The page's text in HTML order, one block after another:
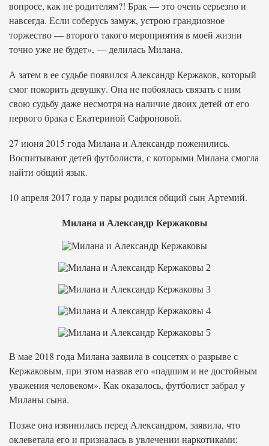
вопросе, как не родителям?! Брак — это очень серьезно и
навсегда. Если соберусь замуж, устрою грандиозное
торжество — второго такого мероприятия в моей жизни
точно уже не будет», — делилась Милана.
А затем в ее судьбе появился Александр Кержаков, который
смог покорить девушку. Она не побоялась связать с ним
свою судьбу даже несмотря на наличие двоих детей от его
первого брака с Екатериной Сафроновой.
27 июня 2015 года Милана и Александр поженились.
Воспитывают детей футболиста, с которыми Милана смогла
найти общий язык.
10 апреля 2017 года у пары родился общий сын Артемий.
Милана и Александр Кержаковы
В мае 2018 года Милана заявила в соцсетях о разрыве с
Кержаковым, при этом назвав его «падшим и не достойным
уважения человеком». Как оказалось, футболист забрал у
Миланы сына.
Позже она извинилась перед Александром, заявила, что
оклеветала его и призналась в увлечении наркотиками: